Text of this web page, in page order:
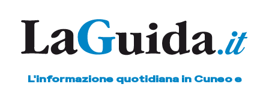
L'informazione quotidiana in Cuneo e